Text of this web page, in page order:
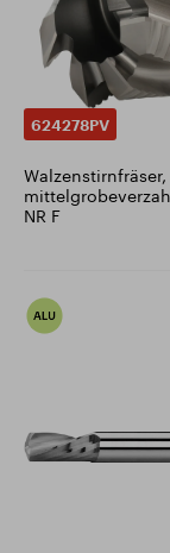
624278PV
Walzenstirnfräser,
NR F